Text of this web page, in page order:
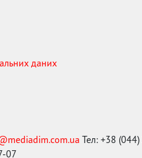
даних
Тел: +38
07